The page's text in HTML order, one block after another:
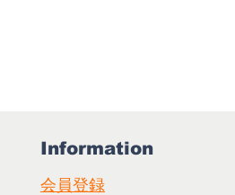
Information
会員登録